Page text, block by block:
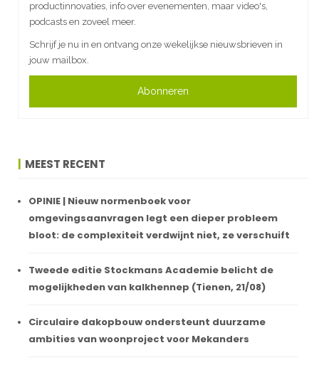
productinnovaties, info over evenementen, maar video's,
podcasts en zoveel meer.
Schrijf je nu in en ontvang onze wekelijkse nieuwsbrieven in
jouw mailbox.
Abonneren
MEEST RECENT
OPINIE | Nieuw normenboek voor
omgevingsaanvragen legt een dieper probleem
bloot: de complexiteit verdwijnt niet, ze verschuift
Tweede editie Stockmans Academie belicht de
mogelijkheden van kalkhennep (Tienen, 21/08)
Circulaire dakopbouw ondersteunt duurzame
ambities van woonproject voor Mekanders